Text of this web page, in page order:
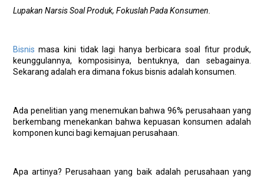
Lupakan Narsis Soal Produk, Fokuslah Pada Konsumen.
Bisnis masa kini tidak lagi hanya berbicara soal fitur produk,
keunggulannya, komposisinya, bentuknya, dan sebagainya.
Sekarang adalah era dimana fokus bisnis adalah konsumen.
Ada penelitian yang menemukan bahwa 96% perusahaan yang
berkembang menekankan bahwa kepuasan konsumen adalah
komponen kunci bagi kemajuan perusahaan.
Apa artinya? Perusahaan yang baik adalah perusahaan yang